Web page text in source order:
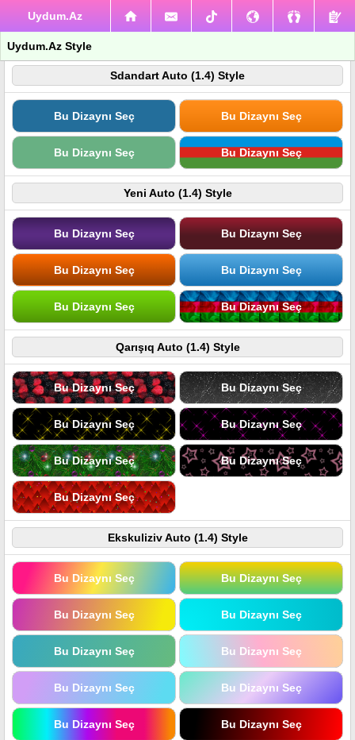
Uydum.Az
Uydum.Az Style
Sdandart Auto (1.4) Style
Bu Dizaynı Seç Bu Dizaynı Seç
Bu Dizaynı Seç Bu Dizaynı Seç
Yeni Auto (1.4) Style
Bu Dizaynı Seç Bu Dizaynı Seç
Bu Dizaynı Seç Bu Dizaynı Seç
Bu Dizaynı Seç Bu Dizaynı Seç
Qarışıq Auto (1.4) Style
Bu Dizaynı Seç Bu Dizaynı Seç
Bu Dizaynı Seç Bu Dizaynı Seç
Bu Dizaynı Seç Bu Dizaynı Seç
Bu Dizaynı Seç
Ekskuliziv Auto (1.4) Style
Bu Dizaynı Seç Bu Dizaynı Seç
Bu Dizaynı Seç Bu Dizaynı Seç
Bu Dizaynı Seç Bu Dizaynı Seç
Bu Dizaynı Seç Bu Dizaynı Seç
Bu Dizaynı Seç Bu Dizaynı Seç